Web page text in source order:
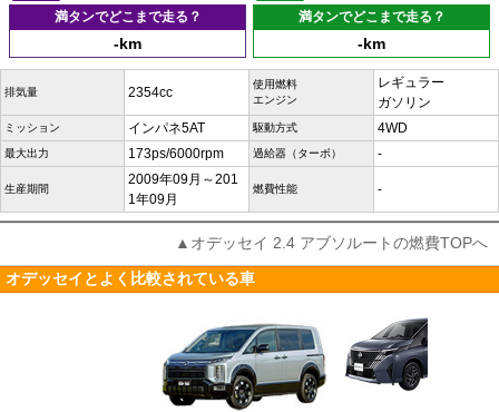
満タンでどこまで走る？
-km
満タンでどこまで走る？
-km
排気量 2354cc
使用燃料
エンジン
レギュラー
ガソリン
ミッション インパネ5AT 駆動方式 4WD
最大出力 173ps/6000rpm 過給器（ターボ） -
生産期間
2009年09月～201
1年09月
燃費性能 -
▲オデッセイ 2.4 アブソルートの燃費TOPへ
オデッセイとよく比較されている車